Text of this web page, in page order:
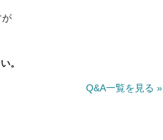
が
。
Q&A一覧を見る »